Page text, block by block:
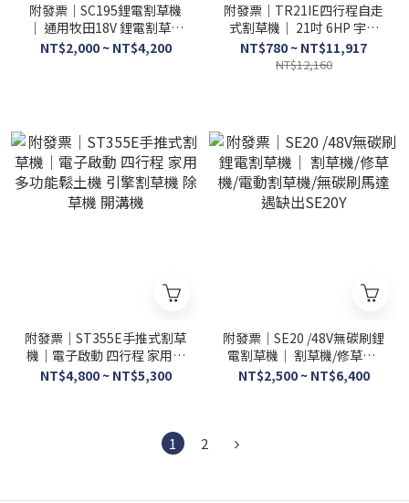
附發票｜SC195鋰電割草機
｜ 通用牧田18V 鋰電割草機
電動除草機 充電式修草機打
NT$2,000 ~ NT$4,200
附發票｜TR21IE四行程自走
式割草機｜ 21吋 6HP 宇慶
農機 手推除草機 電子啟動鋁
剪草機
NT$780 ~ NT$11,917
NT$12,160
附發票｜ST355E手推式割草
機｜電子啟動 四行程 家用多
功能鬆土機 引擎割草機 除草
NT$4,800 ~ NT$5,300
附發票｜SE20 /48V無碳刷鋰
電割草機｜ 割草機/修草機/
電動割草機/無碳刷馬達 遇缺
NT$2,500 ~ NT$6,400
1 2